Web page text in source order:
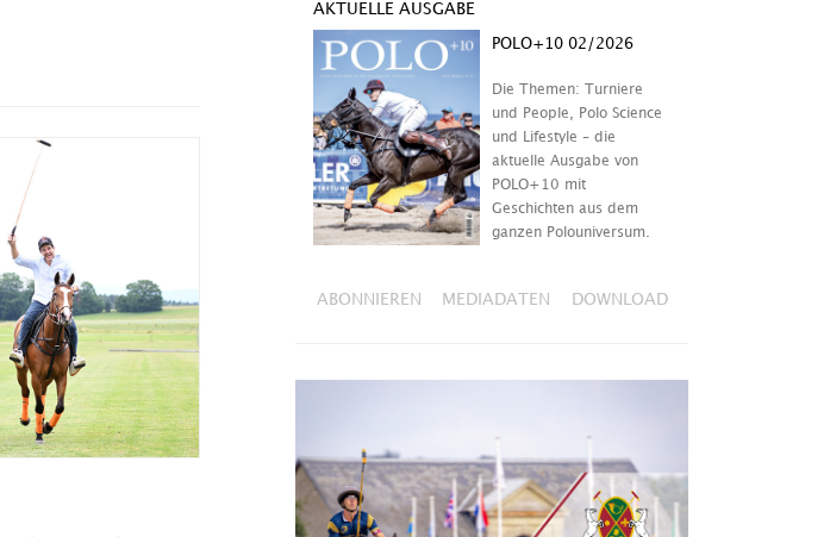
AKTUELLE AUSGABE
POLO+10 02/2026
Die Themen: Turniere
und People, Polo Science
und Lifestyle – die
aktuelle Ausgabe von
POLO+10 mit
Geschichten aus dem
ganzen Polouniversum.
ABONNIEREN MEDIADATEN DOWNLOAD